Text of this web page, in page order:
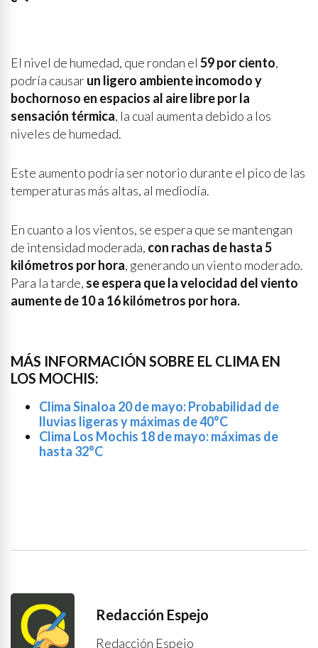
El nivel de humedad, que rondan el 59 por ciento,
podría causarun ligero ambiente incomodo y
bochornoso en espacios al aire libre por la
sensación térmica, la cual aumenta debido a los
niveles de humedad.
Este aumento podría ser notorio durante el pico de las
temperaturas más altas, al mediodía.
En cuanto a los vientos, se espera que se mantengan
de intensidad moderada, con rachas de hasta 5
kilómetros por hora, generando un viento moderado.
Para la tarde, se espera que la velocidad del viento
aumente de 10 a 16 kilómetros por hora.
MÁS INFORMACIÓN SOBRE EL CLIMA EN
LOS MOCHIS:
Clima Sinaloa 20 de mayo: Probabilidad de
lluvias ligeras y máximas de 40°C
Clima Los Mochis 18 de mayo: máximas de
hasta 32°C
Redacción Espejo
Redacción Espejo